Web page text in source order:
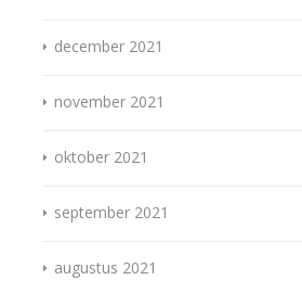
december 2021
november 2021
oktober 2021
september 2021
augustus 2021